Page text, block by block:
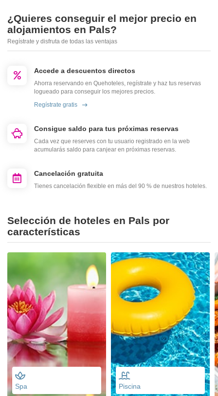
¿Quieres conseguir el mejor precio en
alojamientos en Pals?
Regístrate y disfruta de todas las ventajas
Accede a descuentos directos
Ahorra reservando en Quehoteles, regístrate y haz tus reservas
logueado para conseguir los mejores precios.
Regístrate gratis
Consigue saldo para tus próximas reservas
Cada vez que reserves con tu usuario registrado en la web
acumularás saldo para canjear en próximas reservas.
Cancelación gratuita
Tienes cancelación flexible en más del 90 % de nuestros hoteles.
Selección de hoteles en Pals por
características
Spa Piscina